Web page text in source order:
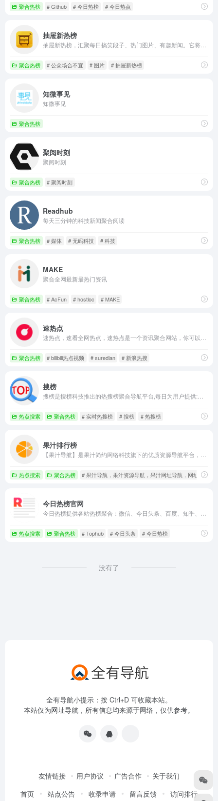
聚合热榜 # Github # 今日热榜 # 今日热点
抽屉新热榜
聚合热榜 # 公众场合不宜 # 图片 # 抽屉新热榜
知微事见
知微事见
聚合热榜
聚阅时刻
聚阅时刻
聚合热榜 # 聚阅时刻
Readhub
每天三分钟的科技新闻聚合阅读
聚合热榜 # 媒体 # 无码科技 # 科技
MAKE
聚合全网最新最热门资讯
聚合热榜 # AcFun # hostloc # MAKE
速热点
聚合热榜 # bilibili热点视频 # suredian # 新浪热搜
搜榜
热点搜索 聚合热榜 # 实时热搜榜 # 搜榜 # 热搜榜
果汁排行榜
热点搜索 聚合热榜 # 果汁导航，果汁资源导航，果汁网址导航，网址导航
今日热榜官网
热点搜索 聚合热榜 # Tophub # 今日头条 # 今日热榜
没有了
全有导航小提示：按 Ctrl+D 可收藏本站。
本站仅为网址导航，所有信息均来源于网络，仅供参考。
友情链接 用户协议 广告合作
关于我们
首页
站点公告 收录申请 留言反馈 访问排行